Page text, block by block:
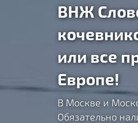
ВНЖ
или все
Европе!
В Москве и
Обязательно